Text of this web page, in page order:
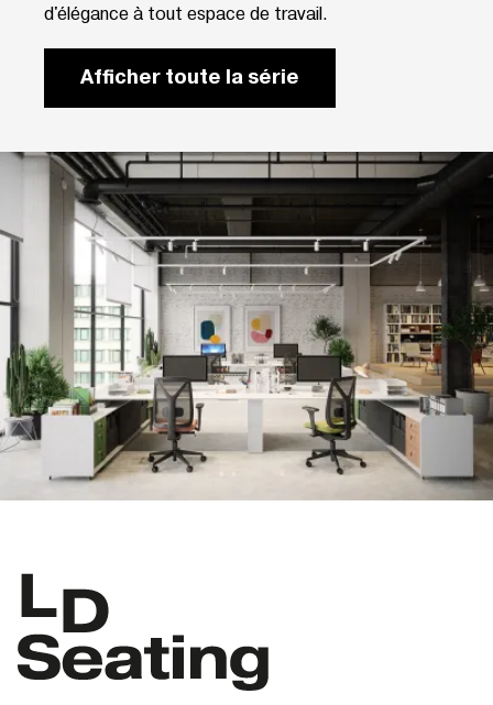
d'élégance à tout espace de travail.
Afficher toute la série